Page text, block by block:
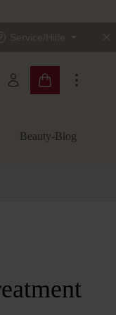
Service/Hilfe
0 Produkte auf
Warenkorb
Beauty-Blog